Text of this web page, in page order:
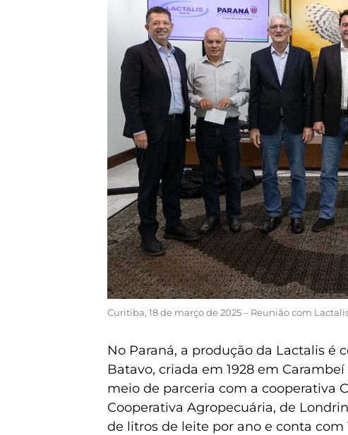
Curitiba, 18 de março de 2025 – Reunião com
No Paraná, a produção da Lactalis
Batavo, criada em 1928 em
meio de parceria com a cooperativa
Cooperativa Agropecuária, de
de litros de leite por ano e conta com